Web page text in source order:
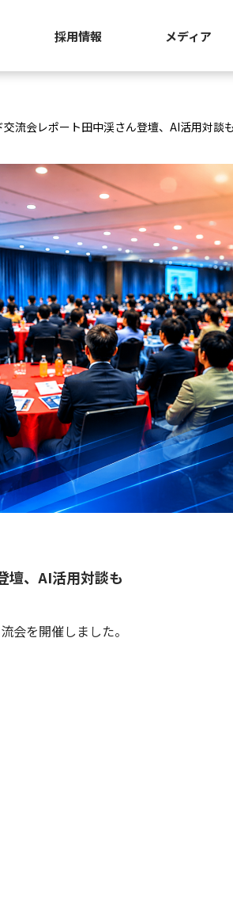
採用情報 メディア
流会レポート――田中渓さん登壇、AI活用対談
壇、AI活用対談も
会を開催しました。